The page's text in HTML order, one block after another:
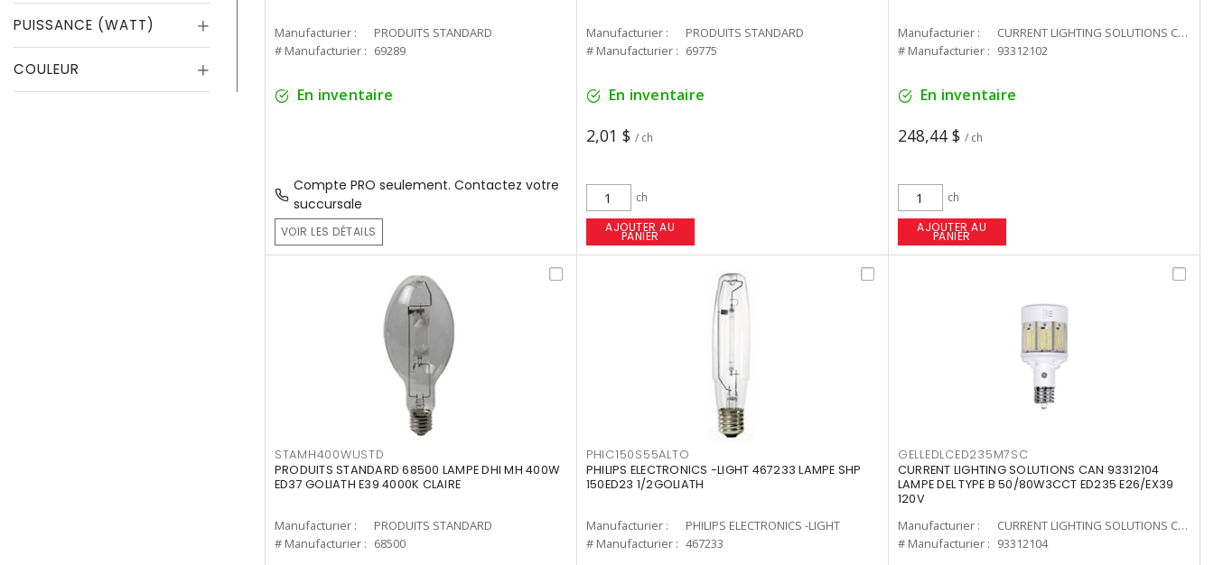
PUISSANCE (WATT)
COULEUR
Manufacturier :
PRODUITS STANDARD
# Manufacturier : 69289
En inventaire
Compte PRO seulement. Contactez votre
succursale
VOIR LES DÉTAILS
Manufacturier :
PRODUITS STANDARD
# Manufacturier : 69775
En inventaire
2,01 $ / ch
ch
AJOUTER AU
PANIER
Manufacturier :
CURRENT LIGHTING SOLUTIONS CAN
# Manufacturier : 93312102
En inventaire
248,44 $ / ch
ch
AJOUTER AU
PANIER
STAMH400WUSTD
PRODUITS STANDARD 68500 LAMPE DHI MH 400W
ED37 GOLIATH E39 4000K CLAIRE
Manufacturier :
PRODUITS STANDARD
# Manufacturier : 68500
PHIC150S55ALTO
PHILIPS ELECTRONICS -LIGHT 467233 LAMPE SHP
150ED23 1/2GOLIATH
Manufacturier :
PHILIPS ELECTRONICS -LIGHT
# Manufacturier : 467233
GELLEDLCED235M7SC
CURRENT LIGHTING SOLUTIONS CAN 93312104
LAMPE DEL TYPE B 50/80W3CCT ED235 E26/EX39
120V
Manufacturier :
CURRENT LIGHTING SOLUTIONS CAN
# Manufacturier : 93312104